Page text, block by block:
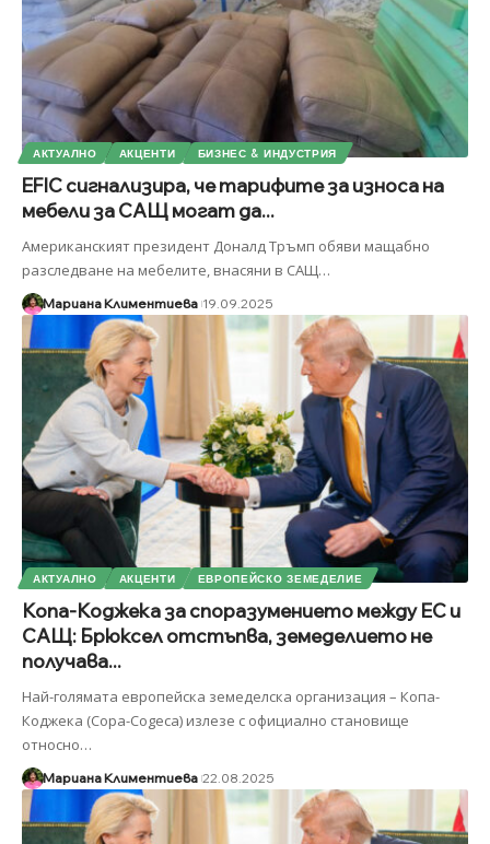
АКТУАЛНО АКЦЕНТИ БИЗНЕС & ИНДУСТРИЯ
EFIC сигнализира, че тарифите за износа на
мебели за САЩ могат да...
Американският президент Доналд Тръмп обяви мащабно
разследване на мебелите, внасяни в САЩ…
Мариана Климентиева 19.09.2025
АКТУАЛНО АКЦЕНТИ ЕВРОПЕЙСКО ЗЕМЕДЕЛИЕ
Копа-Коджека за споразумението между ЕС и
САЩ: Брюксел отстъпва, земеделието не
получава...
Най-голямата европейска земеделска организация – Копа-
Коджека (Copa-Cogeca) излезе с официално становище
относно…
Мариана Климентиева 22.08.2025